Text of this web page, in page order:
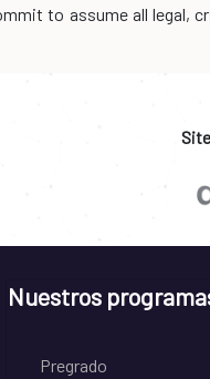
to assume all
Nuestros
Pregrado